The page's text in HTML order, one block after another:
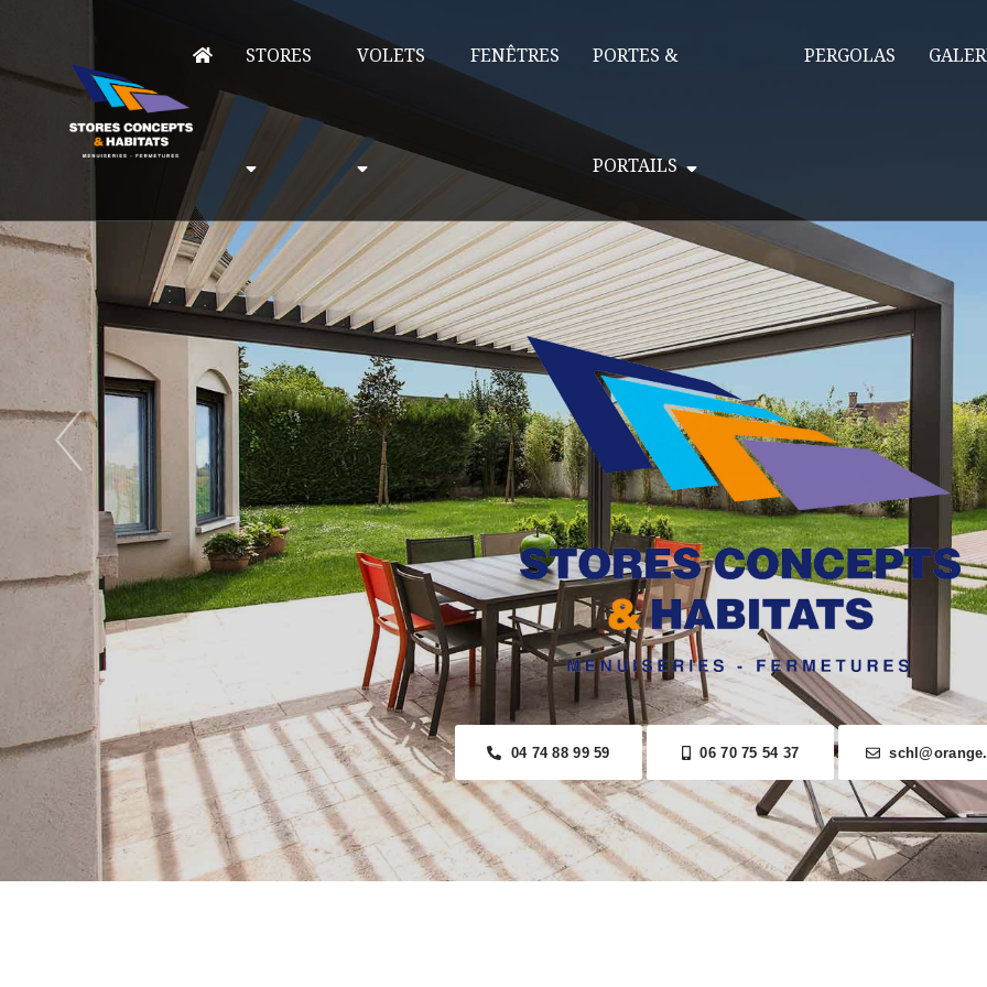
STORES VOLETS FENÊTRES PORTES &
PORTAILS
PERGOLAS
04 74 88 99 59 06 70 75 54 37